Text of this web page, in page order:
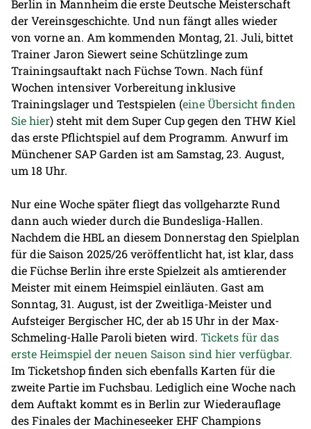
Berlin in Mannheim die erste Deutsche Meisterschaft
der Vereinsgeschichte. Und nun fängt alles wieder
von vorne an. Am kommenden Montag, 21. Juli, bittet
Trainer Jaron Siewert seine Schützlinge zum
Trainingsauftakt nach Füchse Town. Nach fünf
Wochen intensiver Vorbereitung inklusive
Trainingslager und Testspielen (eine Übersicht finden
Sie hier) steht mit dem Super Cup gegen den THW Kiel
das erste Pflichtspiel auf dem Programm. Anwurf im
Münchener SAP Garden ist am Samstag, 23. August,
um 18 Uhr.
Nur eine Woche später fliegt das vollgeharzte Rund
dann auch wieder durch die Bundesliga-Hallen.
Nachdem die HBL an diesem Donnerstag den Spielplan
für die Saison 2025/26 veröffentlicht hat, ist klar, dass
die Füchse Berlin ihre erste Spielzeit als amtierender
Meister mit einem Heimspiel einläuten. Gast am
Sonntag, 31. August, ist der Zweitliga-Meister und
Aufsteiger Bergischer HC, der ab 15 Uhr in der Max-
Schmeling-Halle Paroli bieten wird. Tickets für das
erste Heimspiel der neuen Saison sind hier verfügbar.
Im Ticketshop finden sich ebenfalls Karten für die
zweite Partie im Fuchsbau. Lediglich eine Woche nach
dem Auftakt kommt es in Berlin zur Wiederauflage
des Finales der Machineseeker EHF Champions